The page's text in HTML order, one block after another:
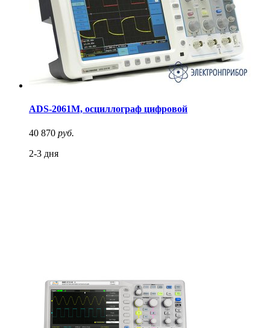
ADS-2061M, осциллограф цифровой
40 870 руб.
2-3 дня